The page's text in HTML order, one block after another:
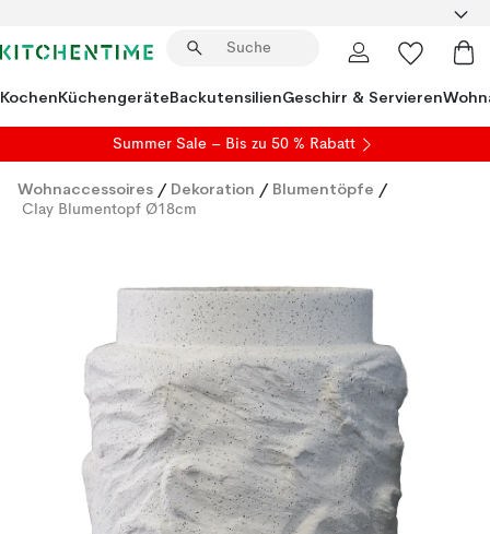
KochenKüchengeräteBackutensilienGeschirr & Servieren
Summer Sale – Bis zu 50 % Rabatt
Wohnaccessoires / Dekoration / Blumentöpfe /
Clay Blumentopf Ø18cm